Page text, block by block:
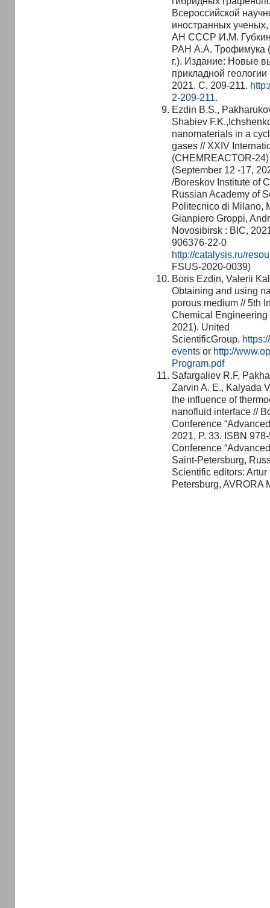
Всероссийской
иностранных
АН СССР И.М.
РАН А.А. Трофимука
г.). Издание: Новые
прикладной
2021. С. 209-211.
2-209-211.
Ezdin B.S.,
Shabiev
nanomaterials in a
gases // XXIV
(September 12 ‐17,
/Boreskov Institute of
Russian Academy of
Politecnico di Milano,
Gianpiero Groppi,
Novosibirsk : BIC,
906376‐22‐0
http://catalysis.ru/
FSUS-2020-0039)
Boris Ezdin, Valerii
Obtaining and using
porous medium // 5th
Chemical
2021). United
ScientificGroup.
eventsor http://
Program.pdf
Safargaliev R.F,
Zarvin A. E., Kalyada
the influence of
nanofluid interface //
Conference
2021, P. 33. ISBN
Conference
Saint-Petersburg,
Scientific editors:
Petersburg, AVRORA